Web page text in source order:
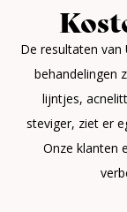
De resultaten van
behandelingen
lijntjes,
steviger, ziet er
Onze klanten